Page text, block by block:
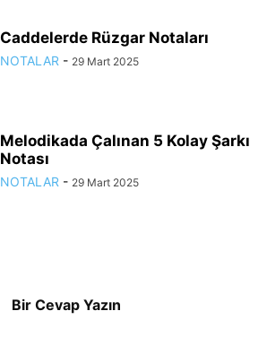
Caddelerde Rüzgar Notaları
NOTALAR - 29 Mart 2025
Melodikada Çalınan 5 Kolay Şarkı
Notası
NOTALAR - 29 Mart 2025
Bir Cevap Yazın